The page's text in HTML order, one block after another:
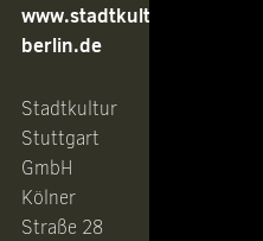
www.stadtkultur-
berlin.de
Stadtkultur
Stuttgart
GmbH
Kölner
Straße 28